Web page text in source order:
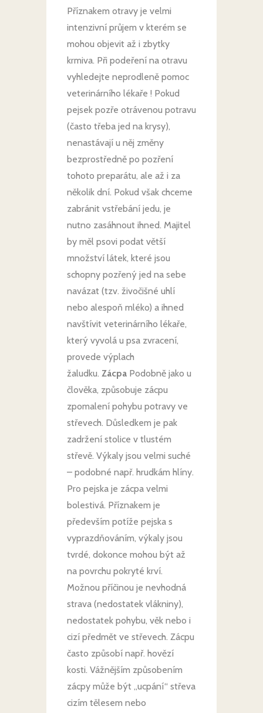
Příznakem otravy je velmi
intenzivní průjem v kterém se
mohou objevit až i zbytky
krmiva. Při podeření na otravu
vyhledejte neprodleně pomoc
veterinárního lékaře ! Pokud
pejsek pozře otrávenou potravu
(často třeba jed na krysy),
nenastávají u něj změny
bezprostředně po pozření
tohoto preparátu, ale až i za
několik dní. Pokud však chceme
zabránit vstřebání jedu, je
nutno zasáhnout ihned. Majitel
by měl psovi podat větší
množství látek, které jsou
schopny pozřený jed na sebe
navázat (tzv. živočišné uhlí
nebo alespoň mléko) a ihned
navštívit veterinárního lékaře,
který vyvolá u psa zvracení,
provede výplach
žaludku. Zácpa Podobně jako u
člověka, způsobuje zácpu
zpomalení pohybu potravy ve
střevech. Důsledkem je pak
zadržení stolice v tlustém
střevě. Výkaly jsou velmi suché
– podobné např. hrudkám hlíny.
Pro pejska je zácpa velmi
bolestivá. Příznakem je
především potíže pejska s
vyprazdňováním, výkaly jsou
tvrdé, dokonce mohou být až
na povrchu pokryté krví.
Možnou příčinou je nevhodná
strava (nedostatek vlákniny),
nedostatek pohybu, věk nebo i
cizí předmět ve střevech. Zácpu
často způsobí např. hovězí
kosti. Vážnějším způsobením
zácpy může být „ucpání“ střeva
cizím tělesem nebo